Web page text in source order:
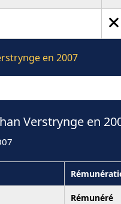
en 2007
Verstrynge en
Rémunéré